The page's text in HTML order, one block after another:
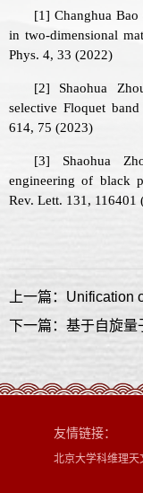
[1] Changhua Bao
in two-dimensional
Phys. 4, 33 (2022)
[2] Shaohua
selective Floquet
614, 75 (2023)
[3] Shaohua
engineering of black
Rev. Lett. 131, 116401
上一篇：Unification
下一篇：基于自旋量
友情链接：
北京大学科维理